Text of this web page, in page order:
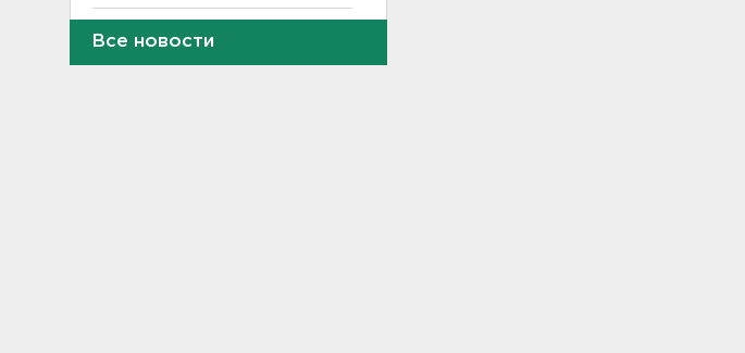
Жителей Ленобласти
предупреждают, что погода
завтра испортится, и
Все новости